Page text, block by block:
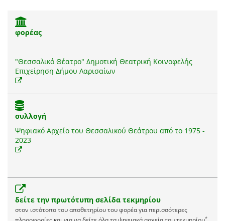
φορέας
"Θεσσαλικό Θέατρο" Δημοτική Θεατρική Κοινοφελής
Επιχείρηση Δήμου Λαρισαίων
συλλογή
Ψηφιακό Αρχείο του Θεσσαλικού Θεάτρου από το 1975 -
2023
δείτε την πρωτότυπη σελίδα τεκμηρίου
στον ιστότοπο του αποθετηρίου του φορέα για περισσότερες
*